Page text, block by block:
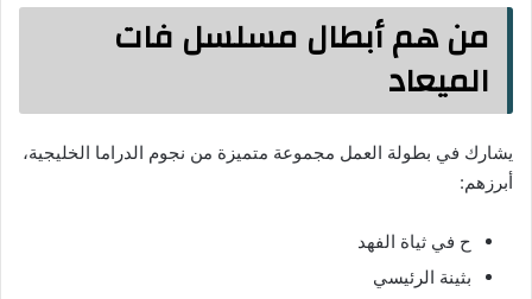
من هم أبطال مسلسل فات
الميعاد
يشارك في بطولة العمل مجموعة متميزة من نجوم الدراما الخليجية،
أبرزهم:
ح في ثياة الفهد
بثينة الرئيسي